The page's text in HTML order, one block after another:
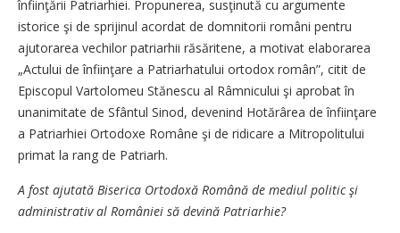
înfiinţării Patriarhiei. Propunerea, susţinută cu argumente
istorice şi de sprijinul acordat de domnitorii români pentru
ajutorarea vechilor patriarhii răsăritene, a motivat elaborarea
„Actului de înfiinţare a Patriarhatului ortodox român”, citit de
Episcopul Vartolomeu Stănescu al Râmnicului şi aprobat în
unanimitate de Sfântul Sinod, devenind Hotărârea de înfiinţare
a Patriarhiei Ortodoxe Române şi de ridicare a Mitropolitului
primat la rang de Patriarh.
A fost ajutată Biserica ­Ortodoxă Română de mediul politic şi
administrativ al României să devină ­Patriarhie?